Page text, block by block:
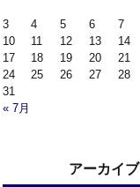
« 7月
3
4 5 6 7
10
11 12 13 14
17
18 19 20 21
24
25 26 27 28
31
アーカイブ